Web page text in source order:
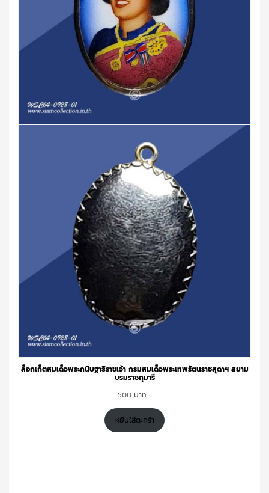
ล็อกเก็ตสมเด็จพระกนิษฐาธิราชเจ้า กรมสมเด็จพระเทพรัตนราชสุดาฯ สยาม
บรมราชกุมารี
500
หยิบใส่ตะกร้า